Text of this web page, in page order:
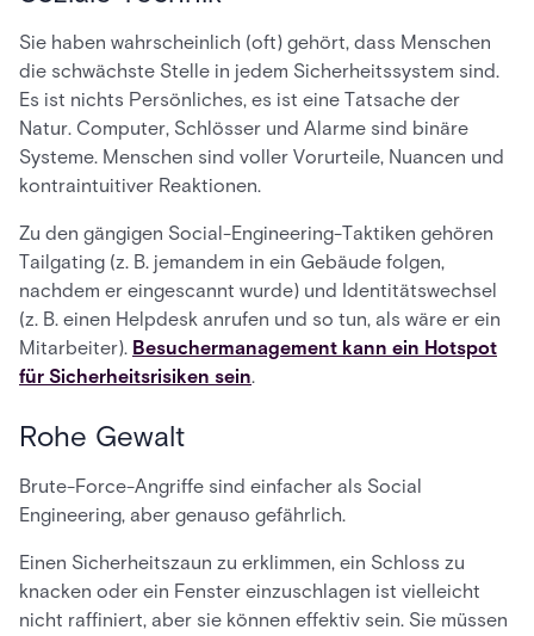
Sie haben wahrscheinlich (oft) gehört, dass Menschen
die schwächste Stelle in jedem Sicherheitssystem sind.
Es ist nichts Persönliches, es ist eine Tatsache der
Natur. Computer, Schlösser und Alarme sind binäre
Systeme. Menschen sind voller Vorurteile, Nuancen und
kontraintuitiver Reaktionen.
Zu den gängigen Social-Engineering-Taktiken gehören
Tailgating (z. B. jemandem in ein Gebäude folgen,
nachdem er eingescannt wurde) und Identitätswechsel
(z. B. einen Helpdesk anrufen und so tun, als wäre er ein
Mitarbeiter). Besuchermanagement kann ein Hotspot
für Sicherheitsrisiken sein.
Rohe Gewalt
Brute-Force-Angriffe sind einfacher als Social
Engineering, aber genauso gefährlich.
Einen Sicherheitszaun zu erklimmen, ein Schloss zu
knacken oder ein Fenster einzuschlagen ist vielleicht
nicht raffiniert, aber sie können effektiv sein. Sie müssen